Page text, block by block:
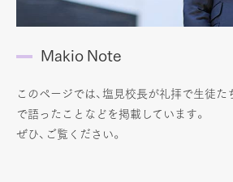
Makio Note
このページでは、塩見校長が礼拝で生徒た
で語ったことなどを掲載しています。
ぜひ、ご覧ください。